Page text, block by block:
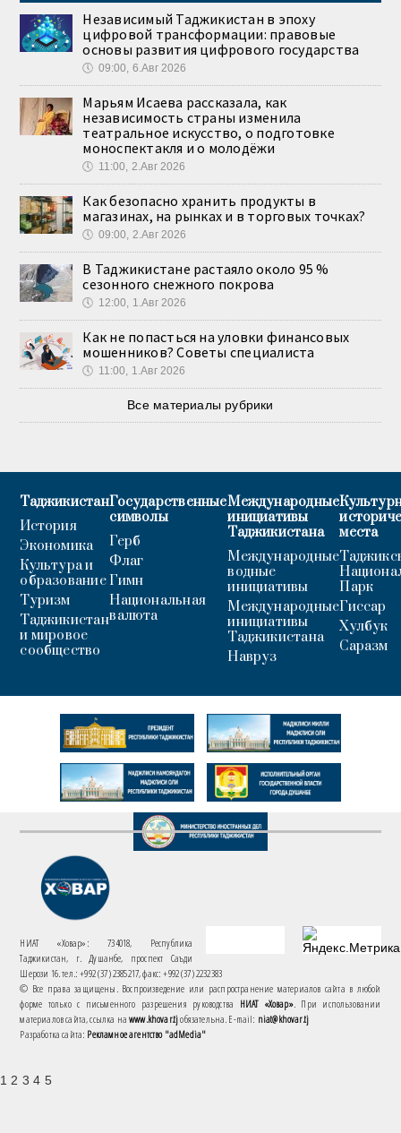
Независимый Таджикистан в эпоху
цифровой трансформации: правовые
основы развития цифрового государства
🕔 09:00, 6.Авг 2026
Марьям Исаева рассказала, как
независимость страны изменила
театральное искусство, о подготовке
моноспектакля и о молодёжи
🕔 11:00, 2.Авг 2026
Как безопасно хранить продукты в
магазинах, на рынках и в торговых точках?
🕔 09:00, 2.Авг 2026
В Таджикистане растаяло около 95 %
сезонного снежного покрова
🕔 12:00, 1.Авг 2026
Как не попасться на уловки финансовых
мошенников? Советы специалиста
🕔 11:00, 1.Авг 2026
Все материалы рубрики
Таджикистан
История
Экономика
Культура и
образование
Туризм
Таджикистан
и мировое
сообщество
Государственные
символы
Герб
Флаг
Гимн
Национальная
валюта
Международные
инициативы
Таджикистана
Международные
водные
инициативы
Международные
инициативы
Таджикистана
Навруз
места
Парк
Гиссар
Хулбук
Саразм
НИАТ «Ховар»: 734018, Республика
Таджикистан, г. Душанбе, проспект Саъди
Шерози 16. тел.: +992 (37) 2385217, факс: +992 (37) 2232383
© Все права защищены. Воспроизведение или распространение материалов сайта в любой
форме только с письменного разрешения руководства НИАТ «Ховар». При использовании
материалов сайта, ссылка наwww.khovar.tjобязательна. E-mail: niat@khovar.tj
Разработка сайта: Рекламное агентство "adMedia"
1 2 3 4 5